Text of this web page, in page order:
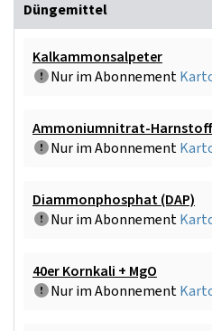
Düngemittel
Kalkammonsalpeter
Nur im Abonnement
Ammoniumnitrat-Harnstoff
Nur im Abonnement
Diammonphosphat (DAP)
Nur im Abonnement
40er Kornkali + MgO
Nur im Abonnement